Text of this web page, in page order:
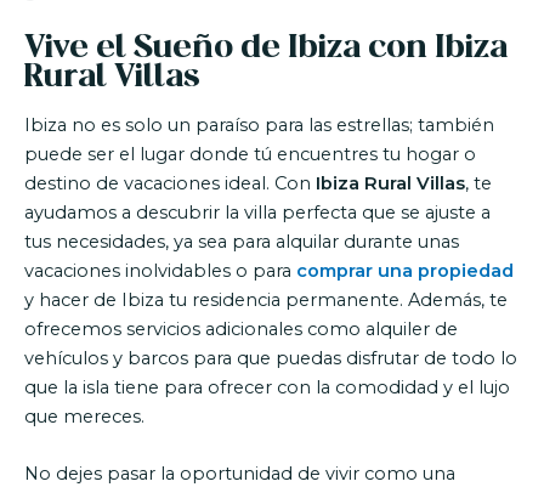
Vive el Sueño de Ibiza con Ibiza
Rural Villas
Ibiza no es solo un paraíso para las estrellas; también
puede ser el lugar donde tú encuentres tu hogar o
destino de vacaciones ideal. Con Ibiza Rural Villas, te
ayudamos a descubrir la villa perfecta que se ajuste a
tus necesidades, ya sea para alquilar durante unas
vacaciones inolvidables o para comprar una propiedad
y hacer de Ibiza tu residencia permanente. Además, te
ofrecemos servicios adicionales como alquiler de
vehículos y barcos para que puedas disfrutar de todo lo
que la isla tiene para ofrecer con la comodidad y el lujo
que mereces.
No dejes pasar la oportunidad de vivir como una